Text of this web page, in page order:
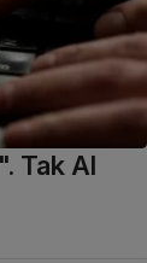
Tak AI